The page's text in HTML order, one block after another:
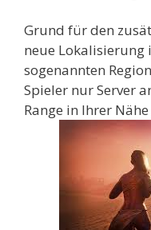
Grund für den
neue Lokalisierung
sogenannten
Spieler nur Server
Range in Ihrer